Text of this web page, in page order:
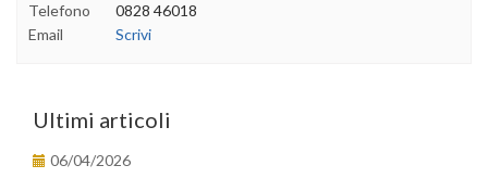
Telefono
0828 46018
Email
Scrivi
Ultimi articoli
06/04/2026